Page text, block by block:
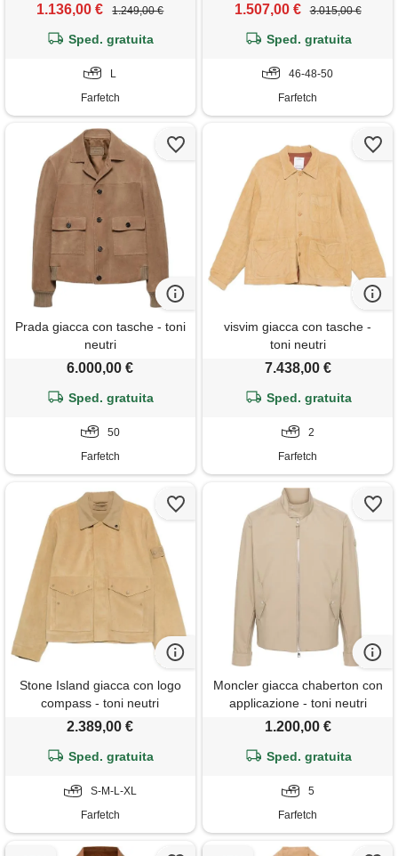
1.136,00 € 1.249,00 €
Sped. gratuita
L
Farfetch
1.507,00 € 3.015,00 €
Sped. gratuita
46-48-50
Farfetch
Prada giacca con tasche - toni
neutri
6.000,00 €
Sped. gratuita
50
Farfetch
visvim giacca con tasche -
toni neutri
7.438,00 €
Sped. gratuita
2
Farfetch
Stone Island giacca con logo
compass - toni neutri
2.389,00 €
Sped. gratuita
S-M-L-XL
Farfetch
Moncler giacca chaberton con
applicazione - toni neutri
1.200,00 €
Sped. gratuita
5
Farfetch